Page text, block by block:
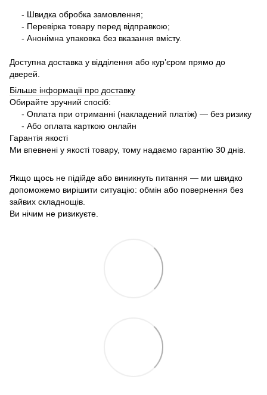
- Швидка обробка замовлення;
- Перевірка товару перед відправкою;
- Анонімна упаковка без вказання вмісту.
Доступна доставка у відділення або кур’єром прямо до
дверей.
Більше інформації про доставку
Обирайте зручний спосіб:
- Оплата при отриманні (накладений платіж) — без ризику
- Або оплата карткою онлайн
Гарантія якості
Ми впевнені у якості товару, тому надаємо гарантію 30 днів.
Якщо щось не підійде або виникнуть питання — ми швидко
допоможемо вирішити ситуацію: обмін або повернення без
зайвих складнощів.
Ви нічим не ризикуєте.